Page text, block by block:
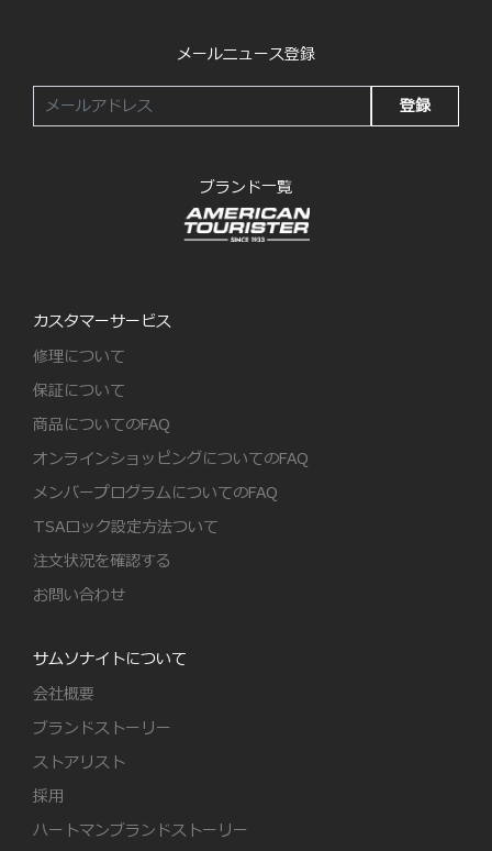
メールニュース登録
登録
ブランド一覧
カスタマーサービス
修理について
保証について
商品についてのFAQ
オンラインショッピングについてのFAQ
メンバープログラムについてのFAQ
TSAロック設定方法ついて
注文状況を確認する
お問い合わせ
サムソナイトについて
会社概要
ブランドストーリー
ストアリスト
採用
ハートマンブランドストーリー